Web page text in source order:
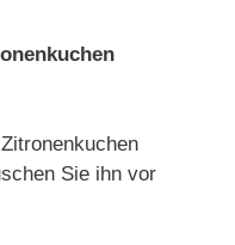
Sie ihn vor